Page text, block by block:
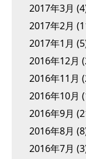
2017年3月
2017年2月
2017年1月
2016年12月
2016年11月
2016年10月
2016年9月
2016年8月
2016年7月